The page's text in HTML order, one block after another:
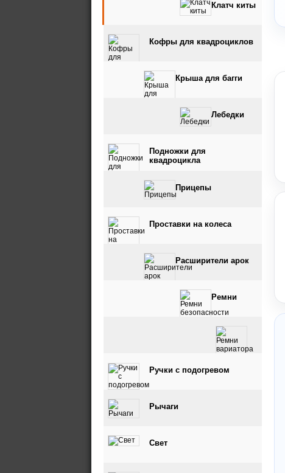
Клатч киты
Кофры для квадроциклов
Крыша для багги
Лебедки
Подножки для
квадроцикла
Прицепы
Проставки на колеса
Расширители арок
Ремни
Ручки с подогревом
Рычаги
Свет